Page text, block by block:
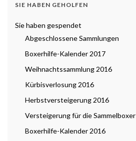
SIE HABEN GEHOLFEN
Sie haben gespendet
Abgeschlossene Sammlungen
Boxerhilfe-Kalender 2017
Weihnachtssammlung 2016
Kürbisverlosung 2016
Herbstversteigerung 2016
Versteigerung für die Sammelboxer
Boxerhilfe-Kalender 2016